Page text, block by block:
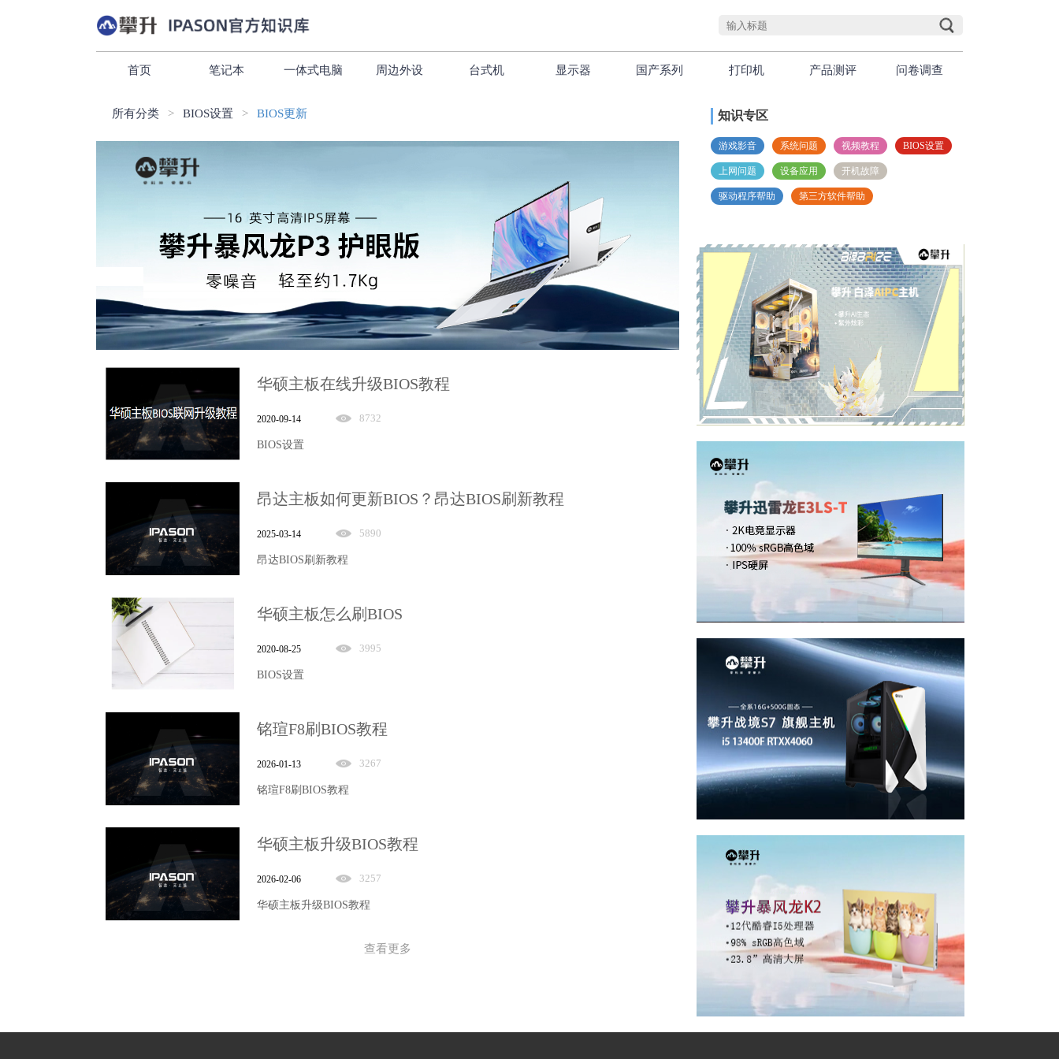
首页 笔记本 一体式电脑 周边外设 台式机 显示器 国产系列 打印机 产品测评 问卷调查
所有分类 BIOS设置 BIOS更新
华硕主板在线升级BIOS教程
2020-09-14 8732
BIOS设置
昂达主板如何更新BIOS？昂达BIOS刷新教程
2025-03-14 5890
昂达BIOS刷新教程
华硕主板怎么刷BIOS
2020-08-25 3995
BIOS设置
铭瑄F8刷BIOS教程
2026-01-13 3267
铭瑄F8刷BIOS教程
华硕主板升级BIOS教程
2026-02-06 3257
华硕主板升级BIOS教程
查看更多
知识专区
游戏影音 系统问题 视频教程 BIOS设置
上网问题 设备应用 开机故障
驱动程序帮助 第三方软件帮助